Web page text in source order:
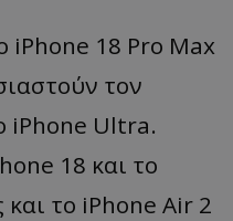
iPhone 18 Pro Max
τον
iPhone Ultra.
18 και το
το iPhone Air 2